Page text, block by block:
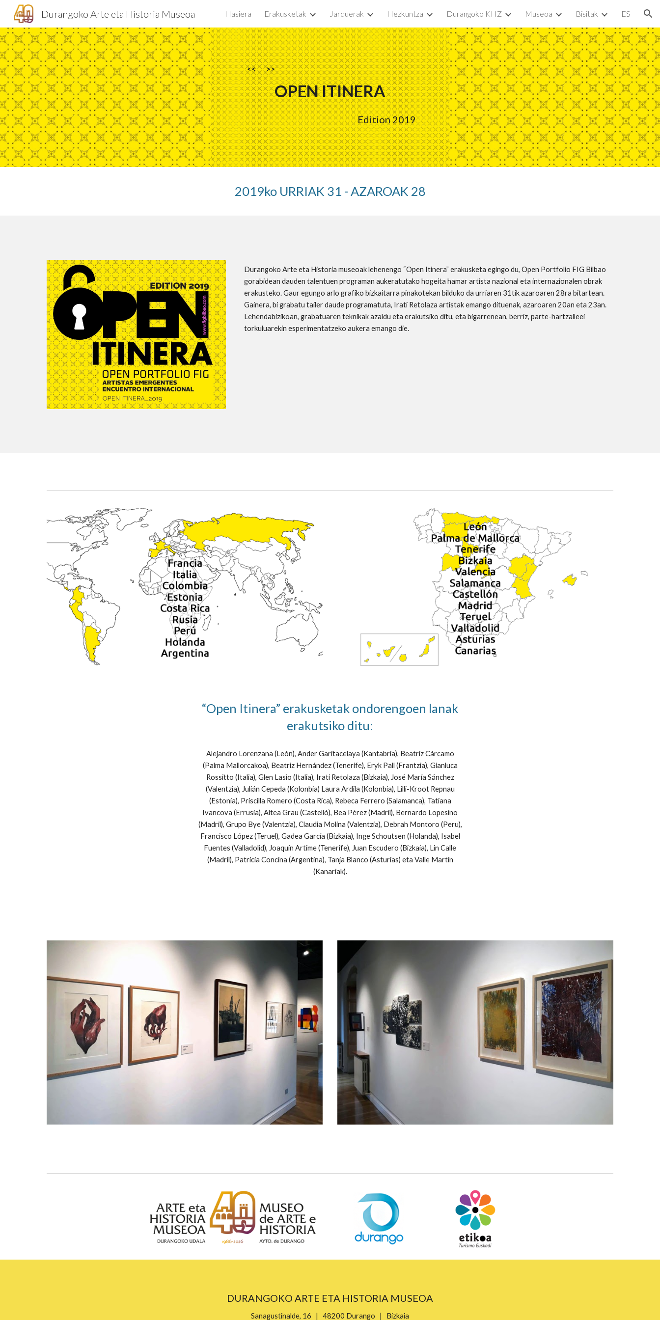
Skip to main content Skip to navigation
Durangoko Arte eta Historia Museoa Hasiera Erakusketak Jarduerak Hezkuntza Durangoko KHZ Museoa Bisitak ES
<< >>
OPEN ITINERA
Edition 2019
2019ko URRIAK 31 - AZAROAK 28
Durangoko Arte eta Historia museoak lehenengo “Open Itinera” erakusketa egingo du, Open Portfolio FIG Bilbao
gorabidean dauden talentuen programan aukeratutako hogeita hamar artista nazional eta internazionalen obrak
erakusteko. Gaur egungo arlo grafiko bizkaitarra pinakotekan bilduko da urriaren 31tik azaroaren 28ra bitartean.
Gainera, bi grabatu tailer daude programatuta, Irati Retolaza artistak emango dituenak, azaroaren 20an eta 23an.
Lehendabizikoan, grabatuaren teknikak azaldu eta erakutsiko ditu, eta bigarrenean, berriz, parte-hartzaileei
torkuluarekin esperimentatzeko aukera emango die.
“Open Itinera” erakusketak ondorengoen lanak
erakutsiko ditu:
Alejandro Lorenzana (León), Ander Garitacelaya (Kantabria), Beatriz Cárcamo
(Palma Mallorcakoa), Beatriz Hernández (Tenerife), Eryk Pall (Frantzia), Gianluca
Rossitto (Italia), Glen Lasio (Italia), Irati Retolaza (Bizkaia), José María Sánchez
(Valentzia), Julián Cepeda (Kolonbia) Laura Ardila (Kolonbia), Lilli-Kroot Repnau
(Estonia), Priscilla Romero (Costa Rica), Rebeca Ferrero (Salamanca), Tatiana
Ivancova (Errusia), Altea Grau (Castelló), Bea Pérez (Madril), Bernardo Lopesino
(Madril), Grupo Bye (Valentzia), Claudia Molina (Valentzia), Debrah Montoro (Peru),
Francisco López (Teruel), Gadea García (Bizkaia), Inge Schoutsen (Holanda), Isabel
Fuentes (Valladolid), Joaquín Artime (Tenerife), Juan Escudero (Bizkaia), Lin Calle
(Madril), Patricia Concina (Argentina), Tanja Blanco (Asturias) eta Valle Martín
(Kanariak).
DURANGOKO ARTE ETA HISTORIA MUSEOA
Sanagustinalde, 16 | 48200 Durango | Bizkaia